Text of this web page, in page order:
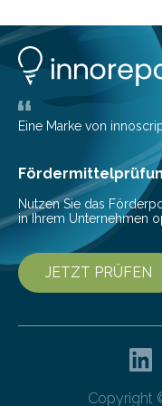
Lösungen
Konten auf einen
ihrem Online-
mit der sich Konten
Eine Marke von
Nutzen Sie das
in Ihrem Unternehmen
JETZT PRÜFEN
Copyright